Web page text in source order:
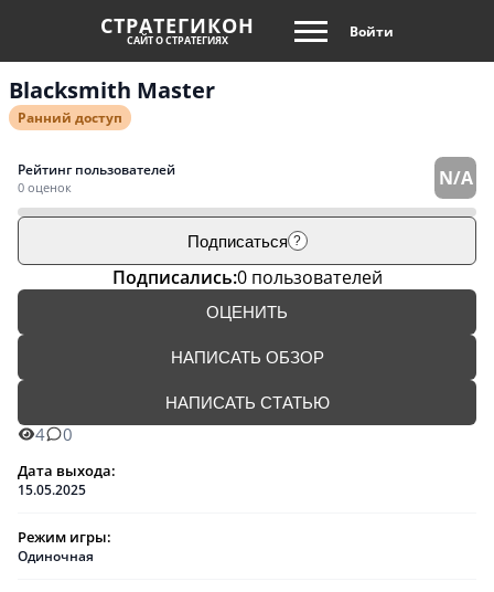
СТРАТЕГИКОН
САЙТ О СТРАТЕГИЯХ Войти
Blacksmith Master
Ранний доступ
Рейтинг пользователей
0 оценок N/A
Подписаться ?
Подписались:0 пользователей
ОЦЕНИТЬ
НАПИСАТЬ ОБЗОР
НАПИСАТЬ СТАТЬЮ
4 0
Дата выхода:
15.05.2025
Режим игры:
Одиночная